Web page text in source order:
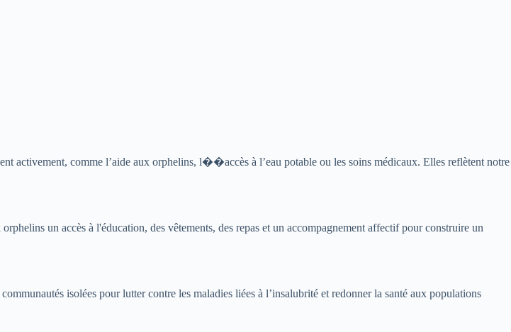
activement, comme l’aide aux orphelins, l��accès à l’eau potable ou les soins médicaux. Elles reflètent notre
un accès à l'éducation, des vêtements, des repas et un accompagnement affectif pour construire un
isolées pour lutter contre les maladies liées à l’insalubrité et redonner la santé aux populations